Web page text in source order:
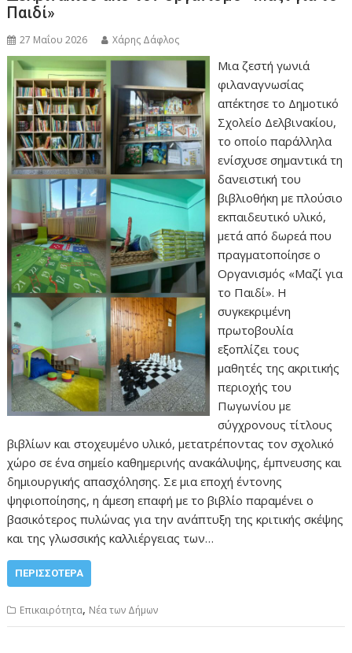
Παιδί»
27 Μαΐου 2026 Χάρης Δάφλος
Μια ζεστή γωνιά
φιλαναγνωσίας
απέκτησε το Δημοτικό
Σχολείο Δελβινακίου,
το οποίο παράλληλα
ενίσχυσε σημαντικά τη
δανειστική του
βιβλιοθήκη με πλούσιο
εκπαιδευτικό υλικό,
μετά από δωρεά που
πραγματοποίησε ο
Οργανισμός «Μαζί για
το Παιδί». Η
συγκεκριμένη
πρωτοβουλία
εξοπλίζει τους
μαθητές της ακριτικής
περιοχής του
Πωγωνίου με
σύγχρονους τίτλους
βιβλίων και στοχευμένο υλικό, μετατρέποντας τον σχολικό
χώρο σε ένα σημείο καθημερινής ανακάλυψης, έμπνευσης και
δημιουργικής απασχόλησης. Σε μια εποχή έντονης
ψηφιοποίησης, η άμεση επαφή με το βιβλίο παραμένει ο
βασικότερος πυλώνας για την ανάπτυξη της κριτικής σκέψης
και της γλωσσικής καλλιέργειας των…
ΠΕΡΙΣΣΌΤΕΡΑ
Επικαιρότητα, Νέα των Δήμων